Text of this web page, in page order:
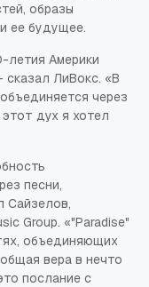
образы
ее будущее.
летия Америки
ЛиВокс. «В
через
дух я хотел
песни,
Сайзелов,
Group. «"Paradise"
объединяющих
вера в нечто
послание с